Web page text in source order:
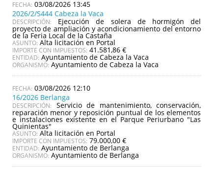
03/08/2026 13:45
2026/2/S444 Cabeza la Vaca
DESCRIPCIÓN: Ejecución de solera de hormigón del
proyecto de ampliación y acondicionamiento del entorno
de la Feria Local de la Castaña
ASUNTO: Alta licitación en Portal
IMPORTE CON IMPUESTOS: 41.581,86 €
ENTIDAD: Ayuntamiento de Cabeza la Vaca
ORGANISMO: Ayuntamiento de Cabeza la Vaca
03/08/2026 12:10
16/2026 Berlanga
DESCRIPCIÓN: Servicio de mantenimiento, conservación,
reparación menor y reposición puntual de los elementos
e instalaciones existente en el Parque Periurbano "Las
Quinientas"
ASUNTO: Alta licitación en Portal
IMPORTE CON IMPUESTOS: 79.000,00 €
ENTIDAD: Ayuntamiento de Berlanga
ORGANISMO: Ayuntamiento de Berlanga